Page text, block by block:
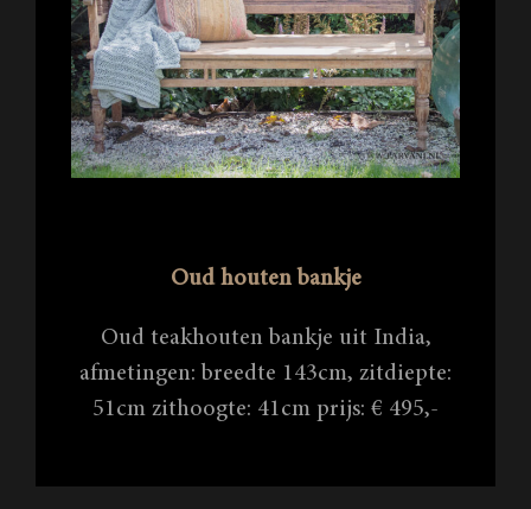
Oud houten bankje
Oud teakhouten bankje uit India,
afmetingen: breedte 143cm, zitdiepte:
51cm zithoogte: 41cm prijs: € 495,-